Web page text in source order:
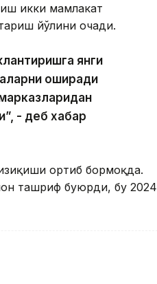
икки мамлакат
йўлини очади.
янги
оширади
- деб хабар
ортиб бормоқда.
ташриф буюрди, бу 2024